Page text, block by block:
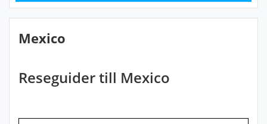
Mexico
Reseguider till Mexico